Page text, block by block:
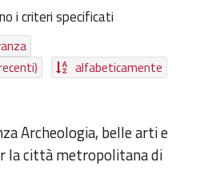
Galleria
Contatti
i criteri specificati
alfabeticamente
Archeologia, belle arti e
la città metropolitana di